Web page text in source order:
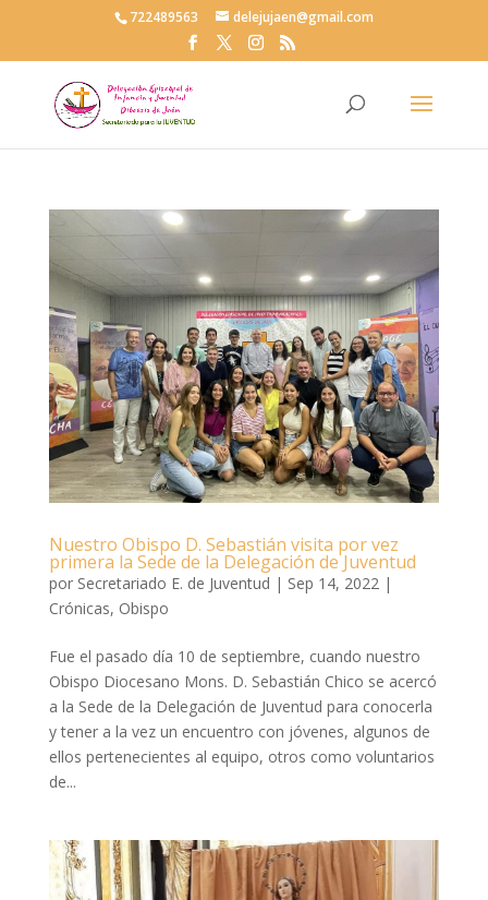
722489563 delejujaen@gmail.com
Nuestro Obispo D. Sebastián visita por vez
primera la Sede de la Delegación de Juventud
por Secretariado E. de Juventud | Sep 14, 2022 |
Crónicas, Obispo
Fue el pasado día 10 de septiembre, cuando nuestro
Obispo Diocesano Mons. D. Sebastián Chico se acercó
a la Sede de la Delegación de Juventud para conocerla
y tener a la vez un encuentro con jóvenes, algunos de
ellos pertenecientes al equipo, otros como voluntarios
de...